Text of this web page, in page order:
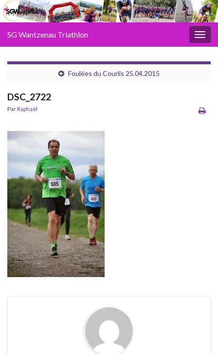
SG Wantzenau Triathlon
Foulées du Courlis 25.04.2015
DSC_2722
ParRaphaël